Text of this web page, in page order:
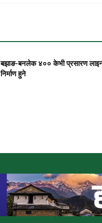
बझाङ-बनलेक ४०० केभी प्रसारण
निर्माण हुने